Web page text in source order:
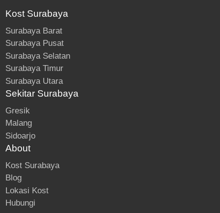
Kost Surabaya
Surabaya Barat
Surabaya Pusat
Surabaya Selatan
Surabaya Timur
Surabaya Utara
Sekitar Surabaya
Gresik
Malang
Sidoarjo
About
Kost Surabaya
Blog
Lokasi Kost
Hubungi